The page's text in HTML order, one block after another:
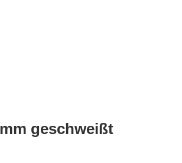
geschweißt